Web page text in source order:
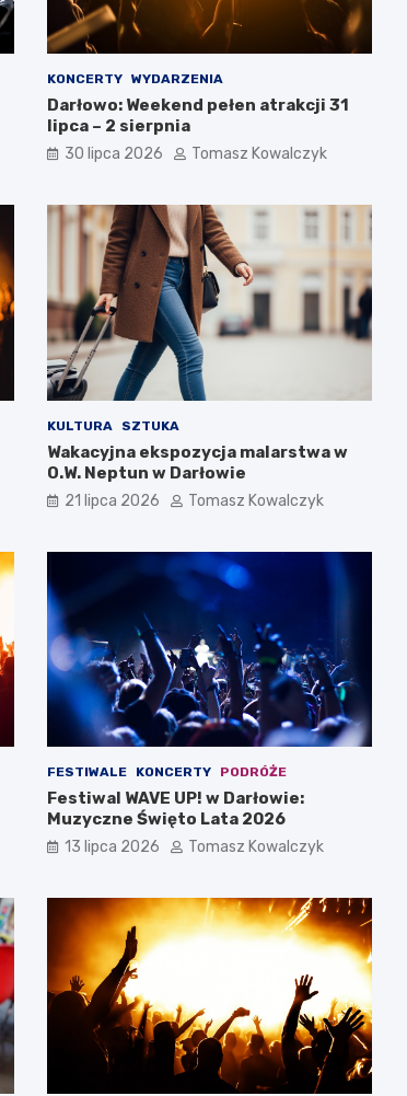
KONCERTY WYDARZENIA
Darłowo: Weekend pełen atrakcji 31
lipca – 2 sierpnia
30 lipca 2026 Tomasz Kowalczyk
KULTURA SZTUKA
Wakacyjna ekspozycja malarstwa w
O.W. Neptun w Darłowie
21 lipca 2026 Tomasz Kowalczyk
FESTIWALE KONCERTY PODRÓŻE
Festiwal WAVE UP! w Darłowie:
Muzyczne Święto Lata 2026
13 lipca 2026 Tomasz Kowalczyk